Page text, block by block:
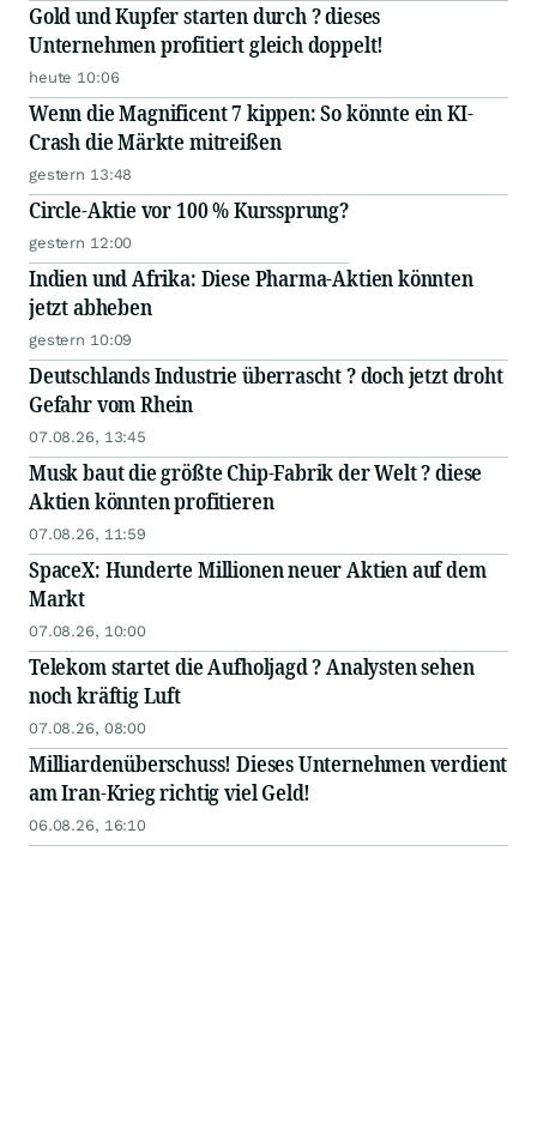
Gold und Kupfer starten durch ? dieses
Unternehmen profitiert gleich doppelt!
heute 10:06
Wenn die Magnificent 7 kippen: So könnte ein KI-
Crash die Märkte mitreißen
gestern 13:48
Circle-Aktie vor 100 % Kurssprung?
gestern 12:00
Indien und Afrika: Diese Pharma-Aktien könnten
jetzt abheben
gestern 10:09
Deutschlands Industrie überrascht ? doch jetzt droht
Gefahr vom Rhein
07.08.26, 13:45
Musk baut die größte Chip-Fabrik der Welt ? diese
Aktien könnten profitieren
07.08.26, 11:59
SpaceX: Hunderte Millionen neuer Aktien auf dem
Markt
07.08.26, 10:00
Telekom startet die Aufholjagd ? Analysten sehen
noch kräftig Luft
07.08.26, 08:00
Milliardenüberschuss! Dieses Unternehmen verdient
am Iran-Krieg richtig viel Geld!
06.08.26, 16:10